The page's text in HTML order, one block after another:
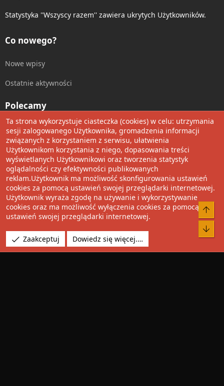
Statystyka ''Wszyscy razem'' zawiera ukrytych Użytkowników.
Co nowego?
Nowe wpisy
Ostatnie aktywności
Polecamy
Wolnościowe cytaty
Udostępnij
Facebook
TwitterRedditPinterest
TumblrWhatsApp
Umieść Link
Community platform by XenForo® © 2010-2022 XenForo Ltd.
Pixel Exit
Tłumaczenie wykonane przezXboxForum.pl
Media embeds
via s9e/MediaSites
Ta strona wykorzystuje ciasteczka (cookies) w celu: utrzymania
sesji zalogowanego Użytkownika, gromadzenia informacji
związanych z korzystaniem z serwisu, ułatwienia
Użytkownikom korzystania z niego, dopasowania treści
wyświetlanych Użytkownikowi oraz tworzenia statystyk
oglądalności czy efektywności publikowanych
reklam.Użytkownik ma możliwość skonfigurowania ustawień
cookies za pomocą ustawień swojej przeglądarki internetowej.
Użytkownik wyraża zgodę na używanie i wykorzystywanie
cookies oraz ma możliwość wyłączenia cookies za pomocą
ustawień swojej przeglądarki internetowej.
Zaakceptuj Dowiedz się więcej.…
Do